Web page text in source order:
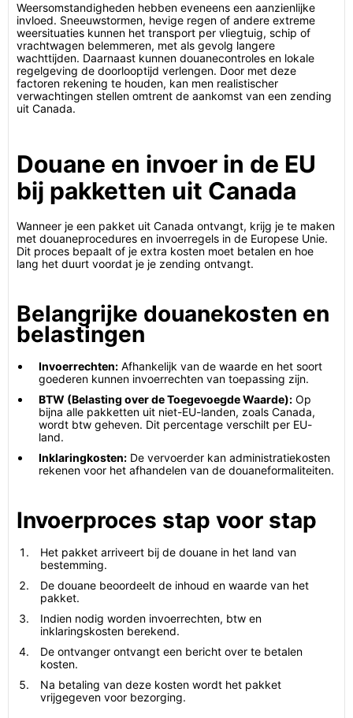
Weersomstandigheden hebben eveneens een aanzienlijke
invloed. Sneeuwstormen, hevige regen of andere extreme
weersituaties kunnen het transport per vliegtuig, schip of
vrachtwagen belemmeren, met als gevolg langere
wachttijden. Daarnaast kunnen douanecontroles en lokale
regelgeving de doorlooptijd verlengen. Door met deze
factoren rekening te houden, kan men realistischer
verwachtingen stellen omtrent de aankomst van een zending
uit Canada.
Douane en invoer in de EU
bij pakketten uit Canada
Wanneer je een pakket uit Canada ontvangt, krijg je te maken
met douaneprocedures en invoerregels in de Europese Unie.
Dit proces bepaalt of je extra kosten moet betalen en hoe
lang het duurt voordat je je zending ontvangt.
Belangrijke douanekosten en
belastingen
Invoerrechten: Afhankelijk van de waarde en het soort
goederen kunnen invoerrechten van toepassing zijn.
BTW (Belasting over de Toegevoegde Waarde): Op
bijna alle pakketten uit niet-EU-landen, zoals Canada,
wordt btw geheven. Dit percentage verschilt per EU-
land.
Inklaringkosten: De vervoerder kan administratiekosten
rekenen voor het afhandelen van de douaneformaliteiten.
Invoerproces stap voor stap
Het pakket arriveert bij de douane in het land van
bestemming.
De douane beoordeelt de inhoud en waarde van het
pakket.
Indien nodig worden invoerrechten, btw en
inklaringskosten berekend.
De ontvanger ontvangt een bericht over te betalen
kosten.
Na betaling van deze kosten wordt het pakket
vrijgegeven voor bezorging.